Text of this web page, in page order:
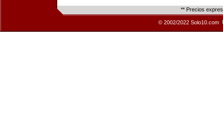
** Precios
© 2002/2022 Solo10.com